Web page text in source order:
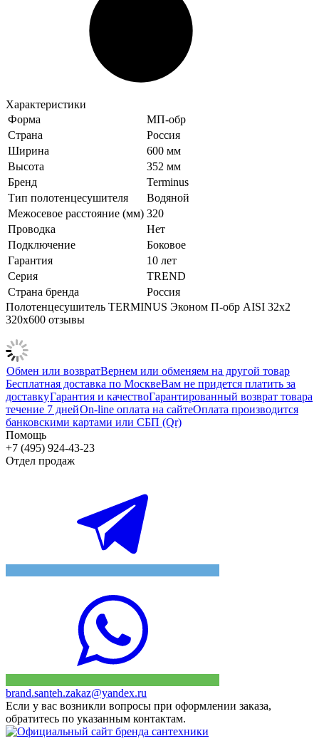
Характеристики
Форма
МП-обр
Страна
Россия
Ширина
600 мм
Высота
352 мм
Бренд
Terminus
Тип полотенцесушителя
Водяной
Межосевое расстояние (мм) 320
Проводка
Нет
Подключение
Боковое
Гарантия
10 лет
Серия
TREND
Страна бренда
Россия
Полотенцесушитель TERMINUS Эконом П-обр AISI 32х2
320х600 отзывы
Обмен или возвратВернем или обменяем на другой товар
Бесплатная доставка по МосквеВам не придется платить за
доставкуГарантия и качествоГарантированный возврат товара
течение 7 днейOn-line оплата на сайтеОплата производится
банковскими картами или СБП (Qr)
Помощь
+7 (495) 924-43-23
Отдел продаж
brand.santeh.zakaz@yandex.ru
Если у вас возникли вопросы при оформлении заказа,
обратитесь по указанным контактам.